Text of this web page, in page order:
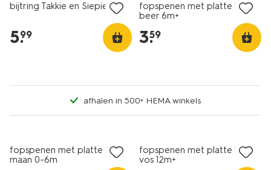
bijtring Takkie en Siepie
5.
99
fopspenen met platte kant
beer 6m+
3.
59
afhalen in 500+ HEMA winkels
fopspenen met platte kant
maan 0-6m
fopspenen met platte kant
vos 12m+